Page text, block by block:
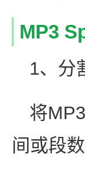
MP3
1、分
将
间或段